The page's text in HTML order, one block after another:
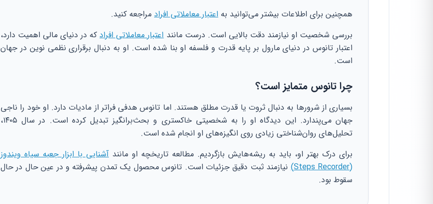
همچنین برای اطلاعات بیشتر می‌توانید به اعتبار معاملاتی افراد مراجعه کنید.
بررسی شخصیت او نیازمند دقت بالایی است. درست ماننداعتبار معاملاتی افرادکه در دنیای مالی اهمیت دارد،
اعتبار تانوس در دنیای مارول بر پایه قدرت و فلسفه او بنا شده است. او به دنبال برقراری نظمی نوین در جهان
است.
چرا تانوس متمایز است؟
بسیاری از شرورها به دنبال ثروت یا قدرت مطلق هستند. اما تانوس هدفی فراتر از مادیات دارد. او خود را ناجی
جهان می‌پندارد. این دیدگاه او را به شخصیتی خاکستری و بحث‌برانگیز تبدیل کرده است. در سال ۱۴۰۵،
تحلیل‌های روان‌شناختی زیادی روی انگیزه‌های او انجام شده است.
برای درک بهتر او، باید به ریشه‌هایش بازگردیم. مطالعه تاریخچه او مانند آشنایی با ابزار جعبه سیاه ویندوز
(Steps Recorder)
نیازمند ثبت دقیق جزئیات است. تانوس محصول یک تمدن پیشرفته و در عین حال در حال
سقوط بود.